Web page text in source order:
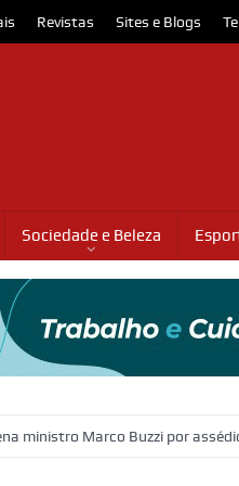
Revistas Sites e Blogs
Sociedade e Beleza
Marco Buzzi por assédio sexual e